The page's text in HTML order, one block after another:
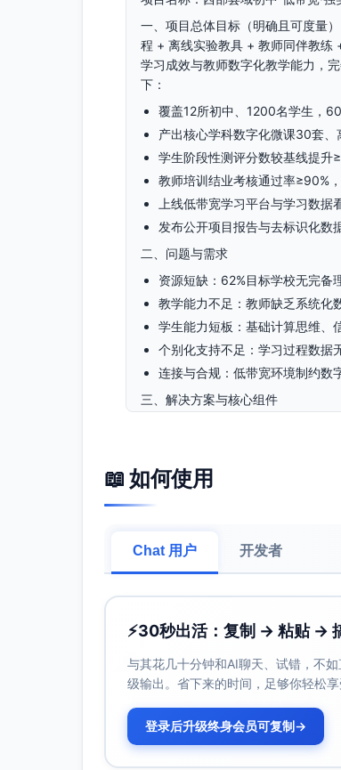
一、项目总体目标（明确且可度量
程 + 离线实验教具 + 教师同伴教练
学习成效与教师数字化教学能力，
下：
覆盖12所初中、1200名学生，
产出核心学科数字化微课30套、
学生阶段性测评分数较基线提升
教师培训结业考核通过率≥90%
上线低带宽学习平台与学习数据
发布公开项目报告与去标识化数
二、问题与需求
资源短缺：62%目标学校无完备
教学能力不足：教师缺乏系统化
学生能力短板：基础计算思维、
个别化支持不足：学习过程数据
连接与合规：低带宽环境制约数
三、解决方案与核心组件
缓存。
教师同伴教练与在岗赋能
60名教师完成分层培训（入门—
建立校本PLC（同伴学习社群）
学习平台（低带宽版）与数据看
个人视图。
家校沟通工具链：短信/微信低
志愿者跟进。
📖 如何使用
Chat 用户 开发者
⚡30秒出活：复制 → 粘贴 →
与其花几十分钟和AI聊天、试错，不
级输出。省下来的时间，足够你轻松享
登录后升级终身会员可复制→